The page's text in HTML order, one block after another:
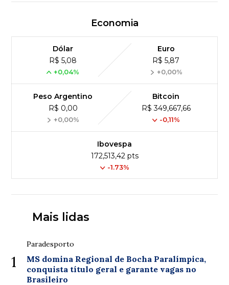
Economia
Dólar
R$ 5,08
+0,04%
Euro
R$ 5,87
+0,00%
Peso Argentino
R$ 0,00
+0,00%
Bitcoin
R$ 349,667,66
-0,11%
Ibovespa
172,513,42 pts
-1.73%
Mais lidas
1
Paradesporto
MS domina Regional de Bocha Paralímpica,
conquista título geral e garante vagas no
Brasileiro